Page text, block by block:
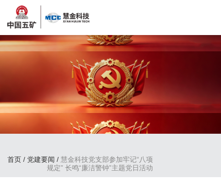
首页 / 党建要闻 / 慧金科技党支部参加牢记“八项
规定” 长鸣“廉洁警钟”主题党日活动